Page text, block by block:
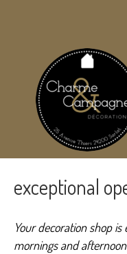
exceptional
Your decoration shop
mornings and